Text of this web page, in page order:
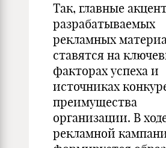
Так, главные
разрабатываемых
рекламных
ставятся на
факторах успеха и
источниках
преимущества
организации. В
рекламной